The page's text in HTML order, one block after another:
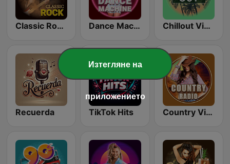
Classic Rock Station Dance Machine Chillout Vibes
Recuerda TikTok Hits Country Vibes
Изтегляне на
приложението